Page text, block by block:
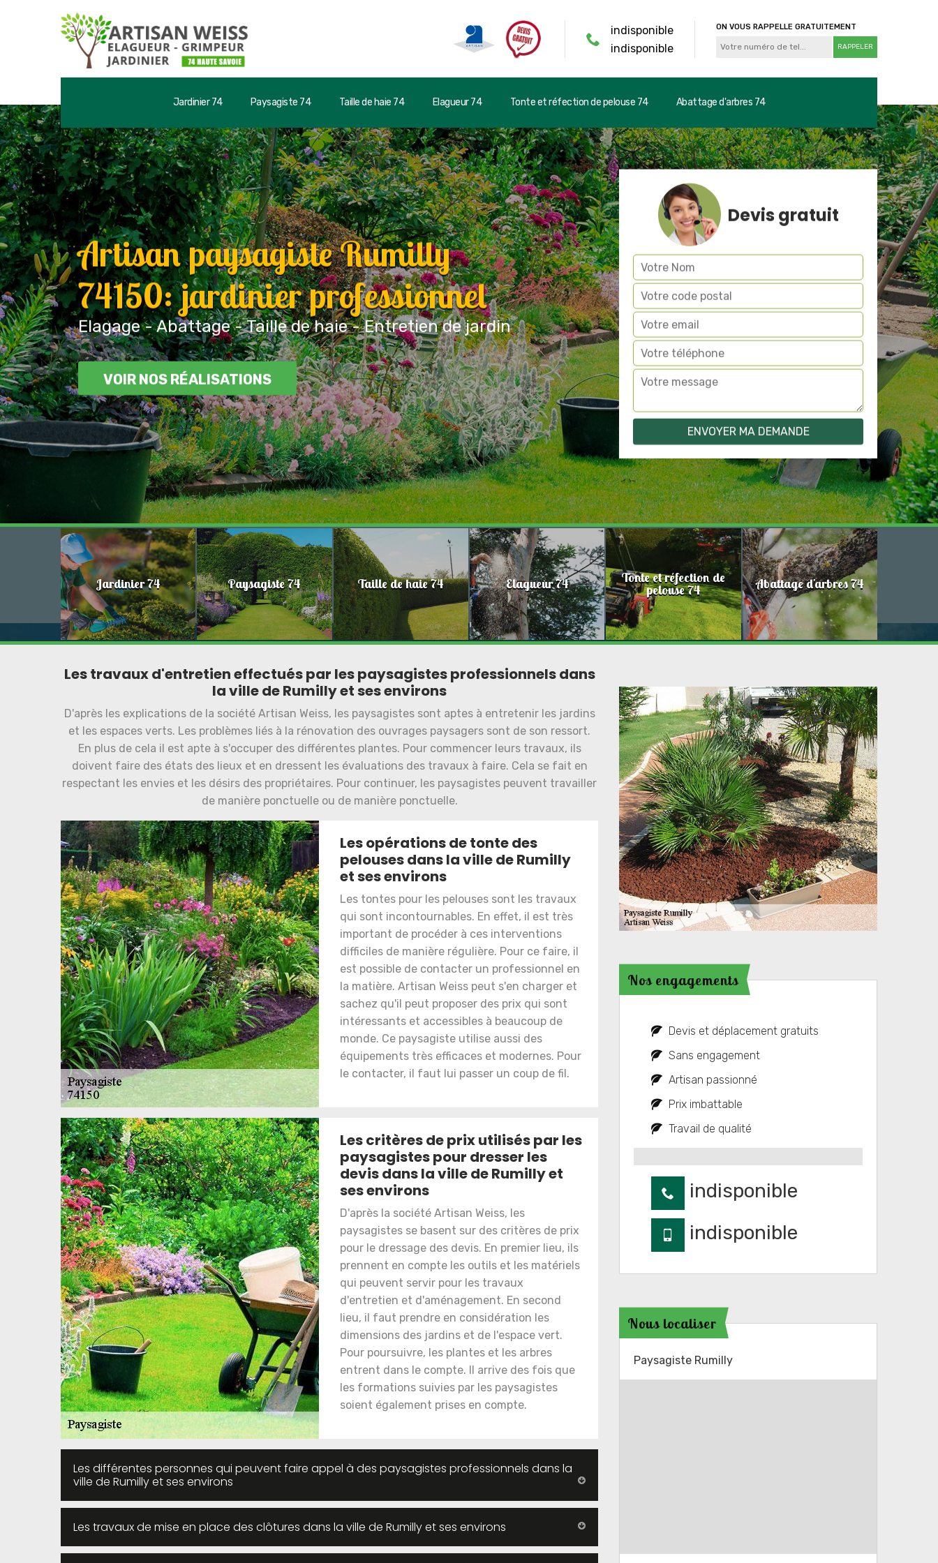
indisponible
indisponible
ON VOUS RAPPELLE GRATUITEMENT
Jardinier 74 Paysagiste 74 Taille de haie 74 Elagueur 74 Tonte et réfection de pelouse 74 Abattage d'arbres 74
Artisan paysagiste Rumilly
74150: jardinier professionnel
Elagage - Abattage - Taille de haie - Entretien de jardin
VOIR NOS RÉALISATIONS
Devis gratuit
Jardinier 74 Paysagiste 74 Taille de haie 74 Elagueur 74 Tonte et réfection de
pelouse 74 Abattage d'arbres 74
Les travaux d'entretien effectués par les paysagistes professionnels dans
la ville de Rumilly et ses environs
D'après les explications de la société Artisan Weiss, les paysagistes sont aptes à entretenir les jardins
et les espaces verts. Les problèmes liés à la rénovation des ouvrages paysagers sont de son ressort.
En plus de cela il est apte à s'occuper des différentes plantes. Pour commencer leurs travaux, ils
doivent faire des états des lieux et en dressent les évaluations des travaux à faire. Cela se fait en
respectant les envies et les désirs des propriétaires. Pour continuer, les paysagistes peuvent travailler
de manière ponctuelle ou de manière ponctuelle.
Les opérations de tonte des
pelouses dans la ville de Rumilly
et ses environs
Les tontes pour les pelouses sont les travaux
qui sont incontournables. En effet, il est très
important de procéder à ces interventions
difficiles de manière régulière. Pour ce faire, il
est possible de contacter un professionnel en
la matière. Artisan Weiss peut s'en charger et
sachez qu'il peut proposer des prix qui sont
intéressants et accessibles à beaucoup de
monde. Ce paysagiste utilise aussi des
équipements très efficaces et modernes. Pour
le contacter, il faut lui passer un coup de fil.
Les critères de prix utilisés par les
paysagistes pour dresser les
devis dans la ville de Rumilly et
ses environs
D'après la société Artisan Weiss, les
paysagistes se basent sur des critères de prix
pour le dressage des devis. En premier lieu, ils
prennent en compte les outils et les matériels
qui peuvent servir pour les travaux
d'entretien et d'aménagement. En second
lieu, il faut prendre en considération les
dimensions des jardins et de l'espace vert.
Pour poursuivre, les plantes et les arbres
entrent dans le compte. Il arrive des fois que
les formations suivies par les paysagistes
soient également prises en compte.
Les différentes personnes qui peuvent faire appel à des paysagistes professionnels dans la
ville de Rumilly et ses environs
Les travaux de mise en place des clôtures dans la ville de Rumilly et ses environs
Nos engagements
Devis et déplacement gratuits
Sans engagement
Artisan passionné
Prix imbattable
Travail de qualité
indisponible
indisponible
Nous localiser
Paysagiste Rumilly